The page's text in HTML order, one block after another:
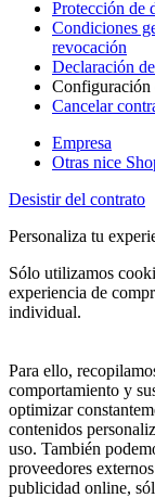
Protección de
Condiciones
revocación
Declaración
Configuración
Cancelar
Empresa
Otras nice
Desistir del contrato
Personaliza tu
Sólo utilizamos
experiencia de
individual.
Para ello,
comportamiento y
optimizar
contenidos
uso. También
proveedores
publicidad online,